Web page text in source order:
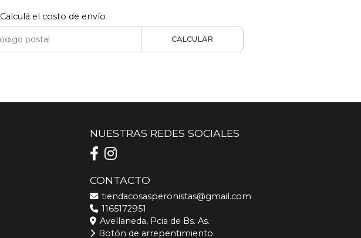
Calculá el costo de envío
CALCULAR
NUESTRAS REDES SOCIALES
CONTACTO
tiendacosasperonistas@gmail.com
1165172951
Avellaneda, Pcia de Bs. As.
Botón de arrepentimiento